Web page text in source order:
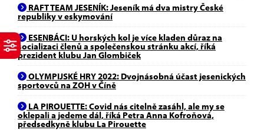
RAFT TEAM JESENÍK: Jeseník má dva mistry České
republiky v eskymování
ESENBÁCI: U horských kol je více kladen důraz na
socializaci členů a společenskou stránku akcí, říká
prezident klubu Jan Glombiček
OLYMPIJSKÉ HRY 2022: Dvojnásobná účast jesenických
sportovců na ZOH v Číně
LA PIROUETTE: Covid nás citelně zasáhl, ale my se
oklepali a jedeme dál, říká Petra Anna Kofroňová,
předsedkyně klubu La Pirouette